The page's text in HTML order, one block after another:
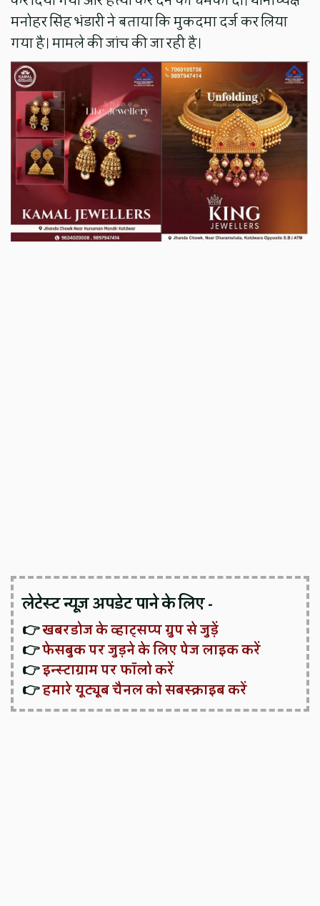
मनोहर सिंह भंडारी ने बताया कि मुकदमा दर्ज कर लिया
गया है। मामले की जांच की जा रही है।
लेटेस्ट न्यूज़ अपडेट पाने के लिए -
👉खबरडोज के व्हाट्सप्प ग्रुप से जुड़ें
👉फेसबुक पर जुड़ने के लिए पेज लाइक करें
👉इन्स्टाग्राम पर फॉलो करें
👉हमारे यूट्यूब चैनल को सबस्क्राइब करें